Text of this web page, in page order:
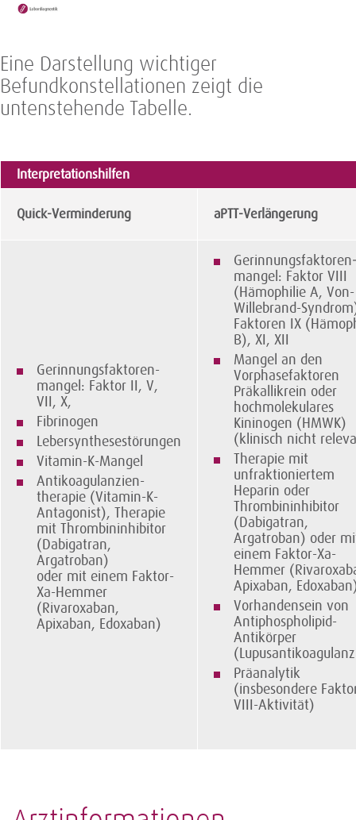
Eine Darstellung wichtiger
Befundkonstellationen zeigt die
untenstehende Tabelle.
Interpretationshilfen
Quick-Verminderung aPTT-Verlängerung
Gerinnungsfaktoren-
mangel: Faktor II, V,
VII, X,
Fibrinogen
Lebersynthesestörungen
Vitamin-K-Mangel
Antikoagulanzien-
therapie (Vitamin-K-
Antagonist), Therapie
mit Thrombin­inhibitor
(Dabigatran,
Argatroban)
oder mit einem Faktor-
Xa-Hemmer
(Rivaroxaban,
Apixaban, Edoxaban)
Gerinnungsfaktoren­
mangel: Faktor VIII
(Hämophilie A, Von-
Willebrand-
Faktoren IX
B), XI, XII
Mangel an den
Vorphasefaktoren
Präkallikrein oder
hochmolekulares
Kininogen (HMWK)
(klinisch nicht
Therapie mit
unfraktioniertem
Heparin oder
Thrombininhibitor
(Dabigatran,
Argatroban) oder
einem Faktor-Xa-
Hemmer
Apixaban,
Vorhandensein von
Antiphospholipid-
Antikörper
Präanalytik
(insbesondere
VIII-